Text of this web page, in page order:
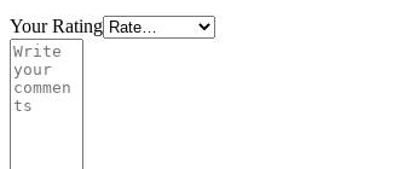
Your Rating